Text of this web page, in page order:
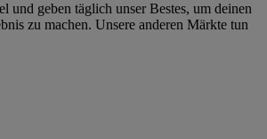
und geben täglich unser Bestes, um deinen
zu machen. Unsere anderen Märkte tun